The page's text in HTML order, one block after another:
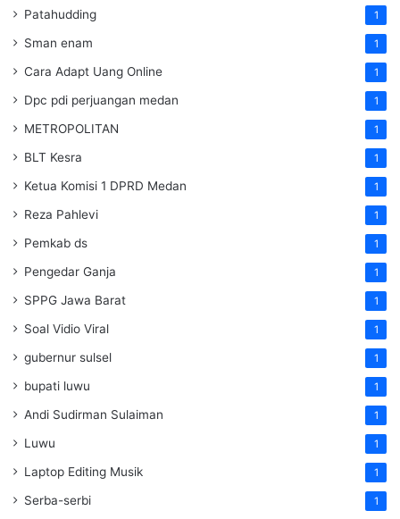
Patahudding 1
Sman enam 1
Cara Adapt Uang Online 1
Dpc pdi perjuangan medan 1
METROPOLITAN 1
BLT Kesra 1
Ketua Komisi 1 DPRD Medan 1
Reza Pahlevi 1
Pemkab ds 1
Pengedar Ganja 1
SPPG Jawa Barat 1
Soal Vidio Viral 1
gubernur sulsel 1
bupati luwu 1
Andi Sudirman Sulaiman 1
Luwu 1
Laptop Editing Musik 1
Serba-serbi 1